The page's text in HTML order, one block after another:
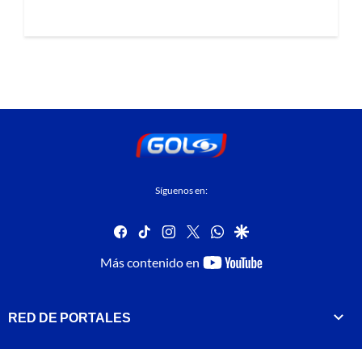
Síguenos en:
facebook
tiktok instagram
twitterwhatsapp
google
Más contenido en
youtube-
RED DE PORTALES